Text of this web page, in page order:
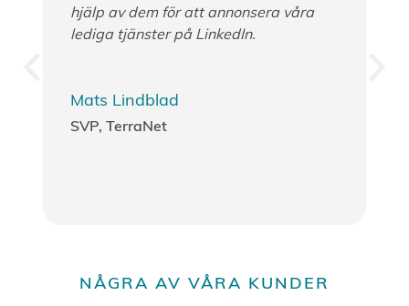
hjälp av dem för att annonsera våra
lediga tjänster på LinkedIn.
Mats Lindblad
SVP, TerraNet
NÅGRA AV VÅRA KUNDER